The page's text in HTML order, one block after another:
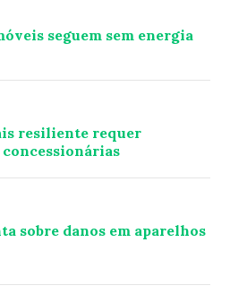
seguem sem energia
resiliente requer
sobre danos em aparelhos